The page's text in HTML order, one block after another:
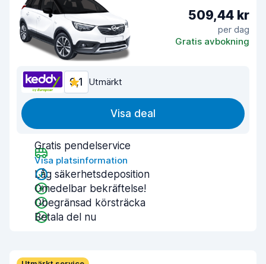
509,44 kr
per dag
Gratis avbokning
9,1 Utmärkt
Visa deal
Gratis pendelservice
Visa platsinformation
Låg säkerhetsdeposition
Omedelbar bekräftelse!
Obegränsad körsträcka
Betala del nu